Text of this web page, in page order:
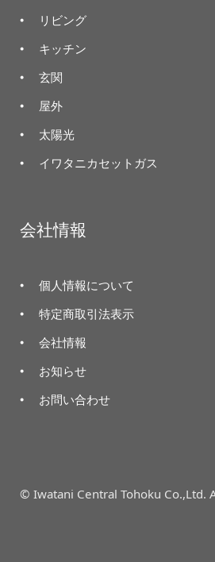
リビング
キッチン
玄関
屋外
太陽光
イワタニカセットガス
会社情報
個人情報について
特定商取引法表示
会社情報
お知らせ
お問い合わせ
© Iwatani Central Tohoku Co.,Ltd.